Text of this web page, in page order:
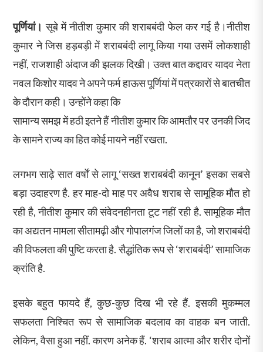
पूर्णियां। सूबे में नीतीश कुमार की शराबबंदी फेल कर गई है।नीतीश
कुमार ने जिस हड़बड़ी में शराबबंदी लागू किया गया उसमें लोकशाही
नहीं, राजशाही अंदाज की झलक दिखी। उक्त बात कद्दावर यादव नेता
नवल किशोर यादव ने अपने फर्म हाऊस पूर्णियां में पत्रकारों से बातचीत
के दौरान कही। उन्होंने कहा कि
सामान्य समझ में हठी इतने हैं नीतीश कुमार कि आमतौर पर उनकी जिद
के सामने राज्य का हित कोई मायने नहीं रखता.
लगभग साढ़े सात वर्षों से लागू ‘सख्त शराबबंदी कानून’ इसका सबसे
बड़ा उदाहरण है. हर माह-दो माह पर अवैध शराब से सामूहिक मौत हो
रही है, नीतीश कुमार की संवेदनहीनता टूट नहीं रही है. सामूहिक मौत
का अद्यतन मामला सीतामढ़ी और गोपालगंज जिलों का है, जो शराबबंदी
की विफलता की पुष्टि करता है. सैद्धांतिक रूप से ‘शराबबंदी’ सामाजिक
क्रांति है.
इसके बहुत फायदे हैं, कुछ-कुछ दिख भी रहे हैं. इसकी मुकम्मल
सफलता निश्चित रूप से सामाजिक बदलाव का वाहक बन जाती.
लेकिन, वैसा हुआ नहीं. कारण अनेक हैं. ‘शराब आत्मा और शरीर दोनों